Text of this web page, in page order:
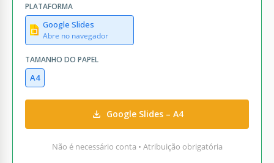
PLATAFORMA
Google Slides
Abre no navegador
TAMANHO DO PAPEL
A4
Google Slides – A4
Não é necessário conta • Atribuição obrigatória